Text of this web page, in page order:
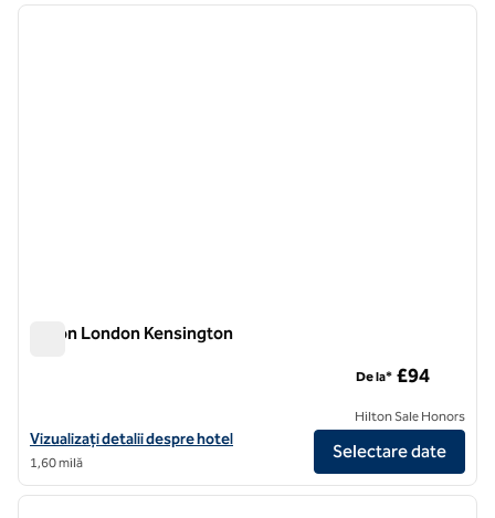
1 din 12
Hilton London Kensington
Vizualizați detaliile hotelului Hilton London Kensington
Vizualizați detalii despre hotel
1,60 milă
De la* £94
Hilton Sale Honors
Selectare date
1/12
1 din 12